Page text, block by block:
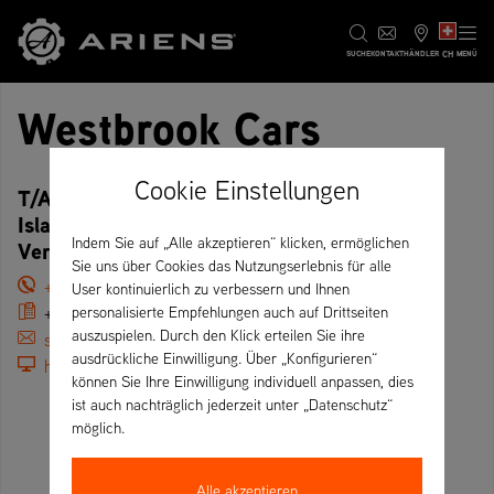
SUCHEKONTAKTHÄNDLER CH MENÜ
Westbrook Cars
T/A Country Mower Centre, Westbrook Hse,
Island Rd, Westbere, CT2 0EX Canterbury –
Vereinigtes Königreich
+44 01227 711100
+44 01227 712954
sales@countrymowercentre.co.uk
https://www.countrymowercentre.co.uk
Cookie Einstellungen
Indem Sie auf „Alle akzeptieren“ klicken, ermöglichen
Sie uns über Cookies das Nutzungserlebnis für alle
User kontinuierlich zu verbessern und Ihnen
personalisierte Empfehlungen auch auf Drittseiten
auszuspielen. Durch den Klick erteilen Sie ihre
ausdrückliche Einwilligung. Über „Konfigurieren“
können Sie Ihre Einwilligung individuell anpassen, dies
ist auch nachträglich jederzeit unter „Datenschutz“
möglich.